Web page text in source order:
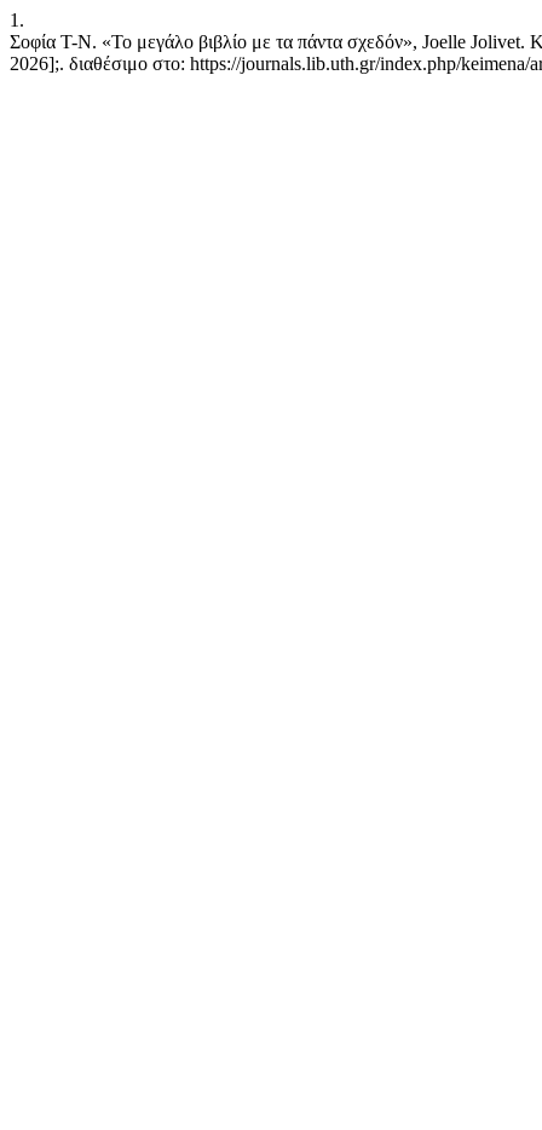
1.
Σοφία Τ-Ν. «Το μεγάλο βιβλίο με τα πάντα σχεδόν», Joelle
2026];. διαθέσιμο στο: https://journals.lib.uth.gr/index.php/keimena/